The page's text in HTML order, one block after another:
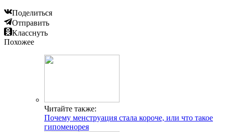
Поделиться
Отправить
Класснуть
Похожее
Читайте также:
Почему менструация стала короче, или что такое
гипоменорея